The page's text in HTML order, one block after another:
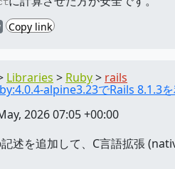
Copy link
Libraries Ruby rails
alpine3.23でRails 8.1.3
2026 07:05 +00:00
述を追加して、C言語拡張